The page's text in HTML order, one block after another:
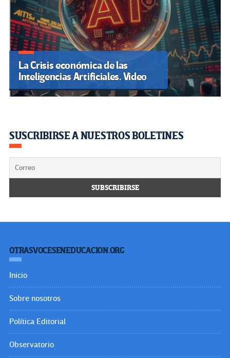
La Crisis económica de las
Inteligencias Artificiales. Video
SUSCRIBIRSE A NUESTROS BOLETINES
OTRASVOCESENEDUCACION.ORG
Inicio
Sobre nosotros
Política Editorial
Observatorio